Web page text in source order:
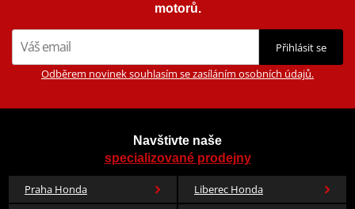
motorů.
Přihlásit se
Odběrem novinek souhlasím se zasíláním osobních údajů.
Navštivte naše
specializované prodejny
Praha Honda
Liberec Honda